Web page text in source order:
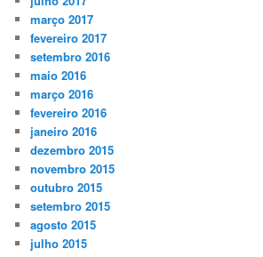
março 2017
fevereiro 2017
setembro 2016
maio 2016
março 2016
fevereiro 2016
janeiro 2016
dezembro 2015
novembro 2015
outubro 2015
setembro 2015
agosto 2015
julho 2015